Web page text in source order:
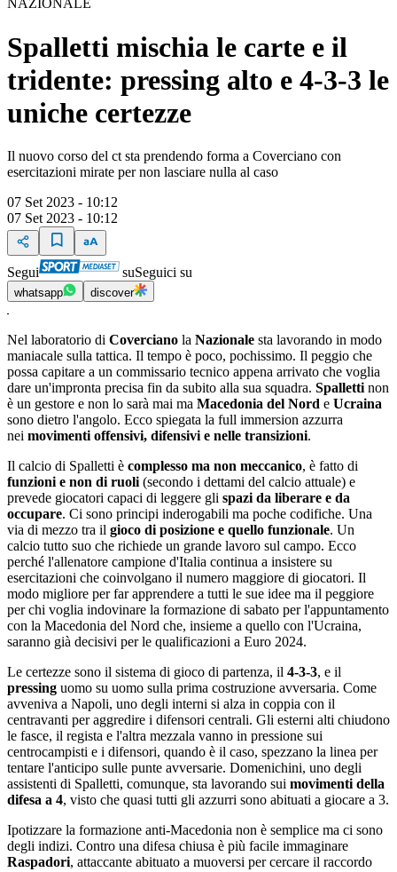
NAZIONALE
Spalletti mischia le carte e il
tridente: pressing alto e 4-3-3 le
uniche certezze
Il nuovo corso del ct sta prendendo forma a Coverciano con
esercitazioni mirate per non lasciare nulla al caso
07 Set 2023 - 10:12
07 Set 2023 - 10:12
Segui suSeguici su
whatsapp discover
Nel laboratorio di Coverciano la Nazionale sta lavorando in modo
maniacale sulla tattica. Il tempo è poco, pochissimo. Il peggio che
possa capitare a un commissario tecnico appena arrivato che voglia
dare un'impronta precisa fin da subito alla sua squadra. Spalletti non
è un gestore e non lo sarà mai ma Macedonia del Nord e Ucraina
sono dietro l'angolo. Ecco spiegata la full immersion azzurra
nei movimenti offensivi, difensivi e nelle transizioni.
Il calcio di Spalletti è complesso ma non meccanico, è fatto di
funzioni e non di ruoli (secondo i dettami del calcio attuale) e
prevede giocatori capaci di leggere gli spazi da liberare e da
occupare. Ci sono principi inderogabili ma poche codifiche. Una
via di mezzo tra il gioco di posizione e quello funzionale. Un
calcio tutto suo che richiede un grande lavoro sul campo. Ecco
perché l'allenatore campione d'Italia continua a insistere su
esercitazioni che coinvolgano il numero maggiore di giocatori. Il
modo migliore per far apprendere a tutti le sue idee ma il peggiore
per chi voglia indovinare la formazione di sabato per l'appuntamento
con la Macedonia del Nord che, insieme a quello con l'Ucraina,
saranno già decisivi per le qualificazioni a Euro 2024.
Le certezze sono il sistema di gioco di partenza, il 4-3-3, e il
pressing uomo su uomo sulla prima costruzione avversaria. Come
avveniva a Napoli, uno degli interni si alza in coppia con il
centravanti per aggredire i difensori centrali. Gli esterni alti chiudono
le fasce, il regista e l'altra mezzala vanno in pressione sui
centrocampisti e i difensori, quando è il caso, spezzano la linea per
tentare l'anticipo sulle punte avversarie. Domenichini, uno degli
assistenti di Spalletti, comunque, sta lavorando sui movimenti della
difesa a 4, visto che quasi tutti gli azzurri sono abituati a giocare a 3.
Ipotizzare la formazione anti-Macedonia non è semplice ma ci sono
degli indizi. Contro una difesa chiusa è più facile immaginare
Raspadori, attaccante abituato a muoversi per cercare il raccordo